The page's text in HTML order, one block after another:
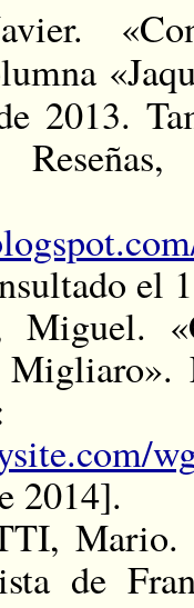
2013.
el
Miguel.
2014].
Mario.
de